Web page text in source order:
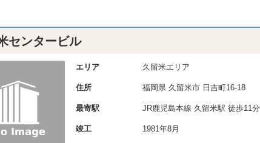
センタービル
エリア 久留米エリア
住所 福岡県 久留米市日吉町16-18
最寄駅 JR鹿児島本線 久留米駅 徒歩11分
竣工 1981年8月